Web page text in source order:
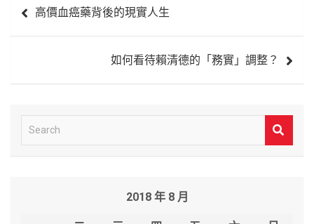
章
高價血癌藥背後的現實人生
如何看待賴清德的「務實」調整？
e
2018 年 8 月